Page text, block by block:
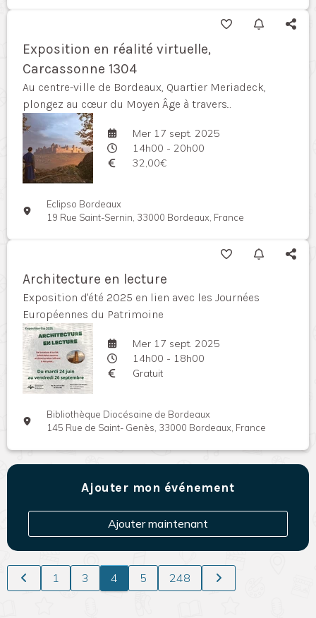
Exposition en réalité virtuelle,
Carcassonne 1304
Au centre-ville de Bordeaux, Quartier Meriadeck,
plongez au cœur du Moyen Âge à travers...
Mer 17 sept. 2025
14h00 - 20h00
32,00€
Eclipso Bordeaux
19 Rue Saint-Sernin, 33000 Bordeaux, France
Architecture en lecture
Exposition d'été 2025 en lien avec les Journées
Européennes du Patrimoine
Mer 17 sept. 2025
14h00 - 18h00
Gratuit
Bibliothèque Diocésaine de Bordeaux
145 Rue de Saint- Genès, 33000 Bordeaux, France
Ajouter mon événement
Ajouter maintenant
1 3 4 5 248